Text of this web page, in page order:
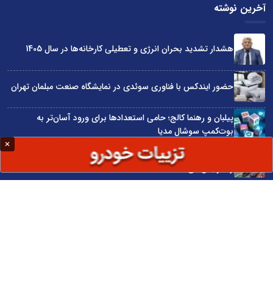
آخرین نوشته
هشدار تشدید بحران انرژی و تعطیلی کارخانه‌ها در سال 1405
حضور ایندکس با فناوری سوئدی در نمایشگاه صنعت مبلمان تهران
پیلبان و رهنما کالج؛ حامی استعدادها برای ورود آسان‌تر به
بوت‌کمپ سوشال مدیا
واردات مستقیم از چین؛ چگونه حذف واسطه‌ها سود کسب‌وکارها
را افزایش می‌دهد؟